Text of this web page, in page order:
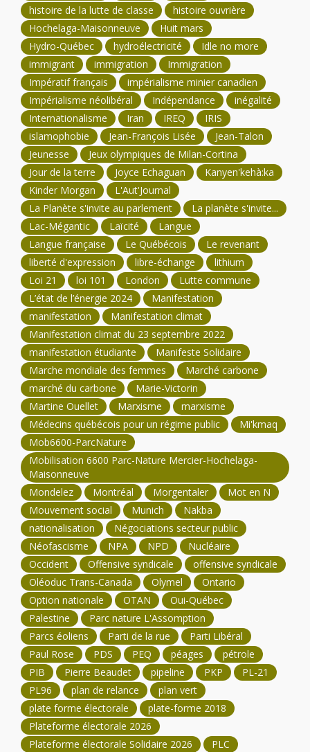
histoire de la lutte de classe
histoire ouvrière
Hochelaga-Maisonneuve
Huit mars
Hydro-Québec
hydroélectricité
Idle no more
immigrant
immigration
Immigration
Impératif français
impérialisme minier canadien
Impérialisme néolibéral
Indépendance
inégalité
Internationalisme
Iran IREQ
IRIS
islamophobie
Jean-François Lisée
Jean-Talon
Jeunesse
Jeux olympiques de Milan-Cortina
Jour de la terre
Joyce Echaguan
Kanyen'kehà:ka
Kinder Morgan
L'Aut'Journal
La Planète s'invite au parlement
La planète s'invite...
Lac-Mégantic
Laïcité
Langue
Langue française
Le Québécois
Le revenant
liberté d'expression
libre-échange
lithium
Loi 21
loi 101 London
Lutte commune
L’état de l’énergie 2024
Manifestation
manifestation
Manifestation climat
Manifestation climat du 23 septembre 2022
manifestation étudiante
Manifeste Solidaire
Marche mondiale des femmes
Marché carbone
marché du carbone
Marie-Victorin
Martine Ouellet
Marxisme
marxisme
Médecins québécois pour un régime public
Mi'kmaq
Mob6600-ParcNature
Mobilisation 6600 Parc-Nature Mercier-Hochelaga-
Maisonneuve
Mondelez
Montréal Morgentaler
Mot en N
Mouvement social
Munich
Nakba
nationalisation
Négociations secteur public
Néofascisme
NPA NPD
Nucléaire
Occident
Offensive syndicale
offensive syndicale
Oléoduc Trans-Canada
Olymel
Ontario
Option nationale
OTAN
Oui-Québec
Palestine
Parc nature L'Assomption
Parcs éoliens
Parti de la rue
Parti Libéral
Paul Rose
PDS PEQ péages
pétrole
PIB
Pierre Beaudet pipeline PKP
PL-21
PL96
plan de relance
plan vert
plate forme électorale
plate-forme 2018
Plateforme électorale 2026
Plateforme électorale Solidaire 2026
PLC